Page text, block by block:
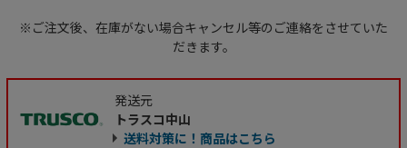
※ご注文後、在庫がない場合キャンセル等のご連絡をさせていた
だきます。
発送元
トラスコ中山
送料対策に！商品はこちら